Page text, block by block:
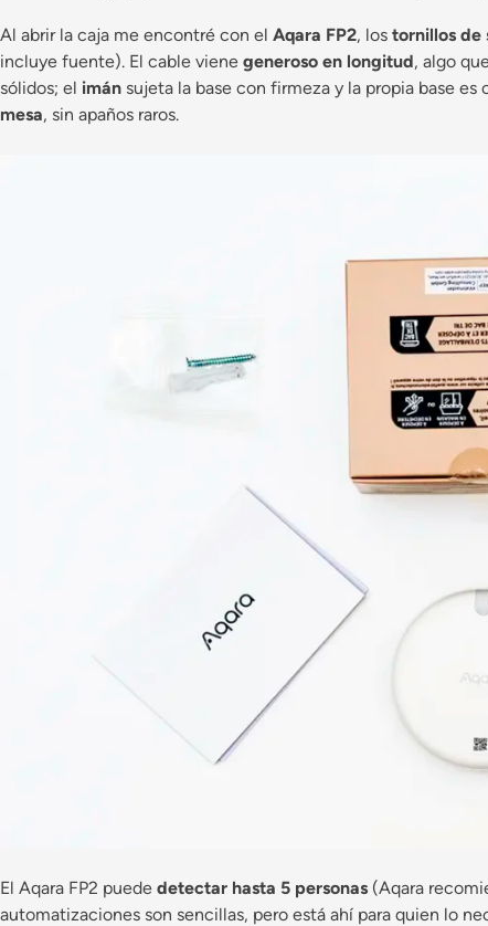
Al abrir la caja me encontré con el Aqara FP2, los tornillos de
incluye fuente). El cable viene generoso en longitud, algo
sólidos; el imán sujeta la base con firmeza y la propia base
mesa, sin apaños raros.
El Aqara FP2 puede detectar hasta 5 personas (Aqara
automatizaciones son sencillas, pero está ahí para quien lo